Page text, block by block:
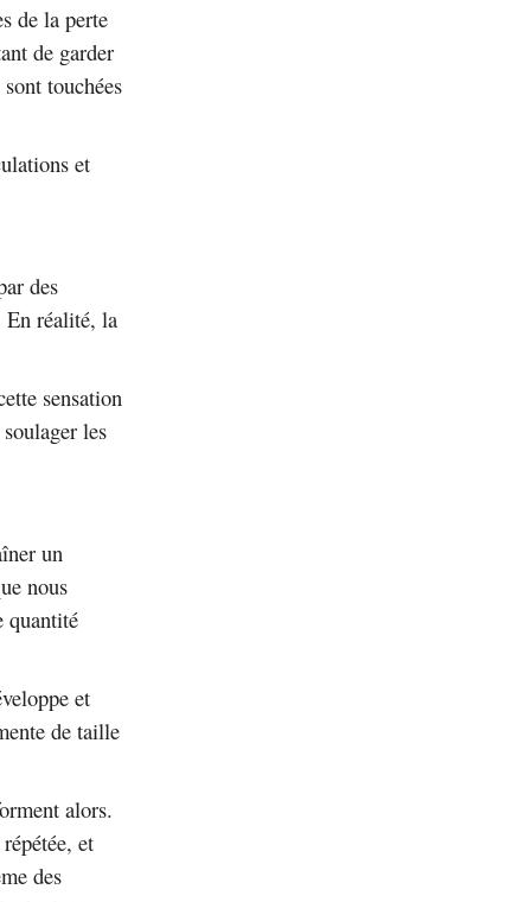
de la perte
de garder
touchées
et
des
En réalité, la
sensation
les
un
nous
quantité
et
de taille
alors.
et
des